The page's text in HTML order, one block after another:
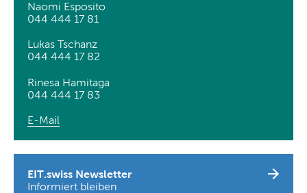
Naomi Esposito
044 444 17 81
Lukas Tschanz
044 444 17 82
Rinesa Hamitaga
044 444 17 83
E-Mail
EIT.swiss Newsletter
Informiert bleiben